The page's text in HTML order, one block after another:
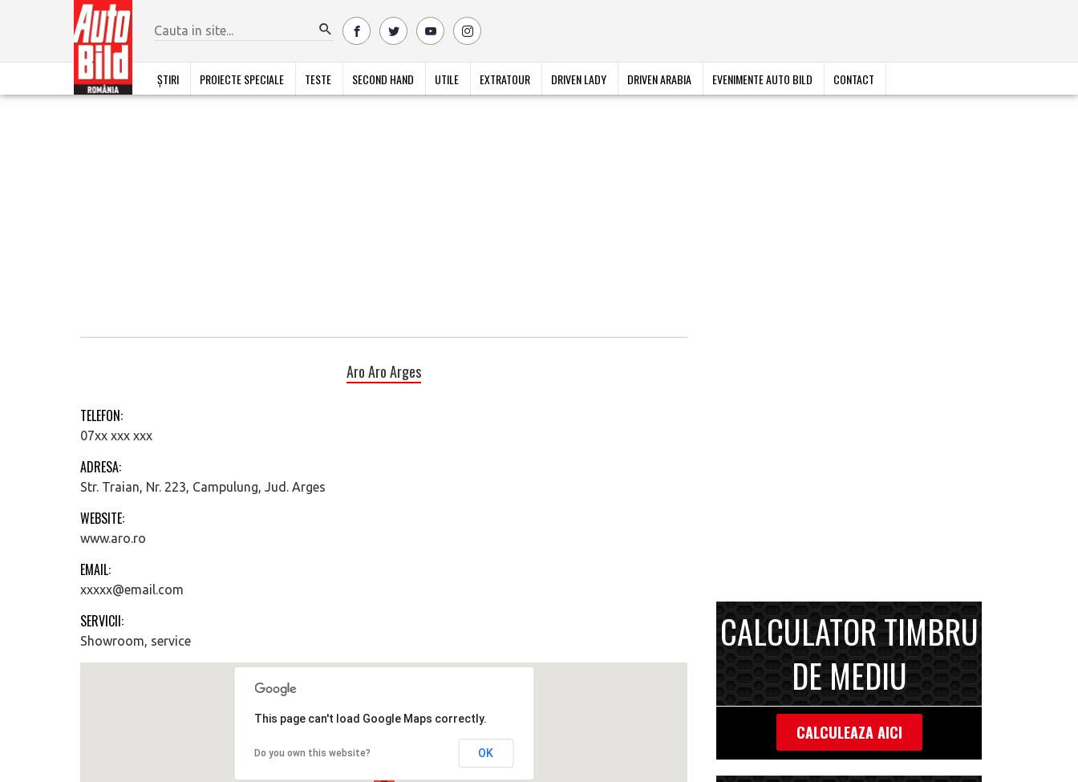
ȘTIRI PROIECTE SPECIALE TESTE SECOND HAND UTILE EXTRATOUR DRIVEN LADY DRIVEN ARABIA EVENIMENTE AUTO BILD CONTACT
Aro Aro Arges
TELEFON:
07xx xxx xxx
ADRESA:
Str. Traian, Nr. 223, Campulung, Jud. Arges
WEBSITE:
www.aro.ro
EMAIL:
xxxxx@email.com
SERVICII:
Showroom, service
This page can't load Google Maps correctly.
Do you own this website? OK
CALCULATOR TIMBRU
DE MEDIU
CALCULEAZA AICI